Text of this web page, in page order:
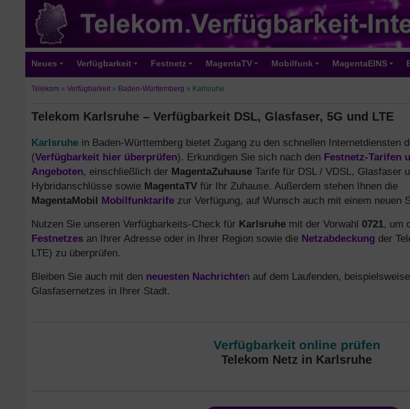
Neues Verfügbarkeit Festnetz MagentaTV Mobilfunk MagentaEINS
Telekom » Verfügbarkeit » Baden-Württemberg » Karlsruhe
Telekom Karlsruhe – Verfügbarkeit DSL, Glasfaser, 5G und LTE
Karlsruhe in Baden-Württemberg bietet Zugang zu den schnellen Internetdiensten
(Verfügbarkeit hier überprüfen). Erkundigen Sie sich nach den Festnetz-Tarifen
Angeboten, einschließlich der MagentaZuhause Tarife für DSL / VDSL, Glasfaser
Hybridanschlüsse sowie MagentaTV für Ihr Zuhause. Außerdem stehen Ihnen die
MagentaMobil Mobilfunktarife zur Verfügung, auf Wunsch auch mit einem neuen
Nutzen Sie unseren Verfügbarkeits-Check für Karlsruhe mit der Vorwahl 0721, um
Festnetzes an Ihrer Adresse oder in Ihrer Region sowie die Netzabdeckung der
LTE) zu überprüfen.
Bleiben Sie auch mit den neuesten Nachrichten auf dem Laufenden,
Glasfasernetzes in Ihrer Stadt.
Verfügbarkeit online prüfen
Telekom Netz in Karlsruhe